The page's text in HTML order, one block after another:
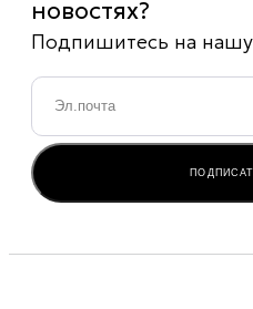
новостях?
Подпишитесь на
Email